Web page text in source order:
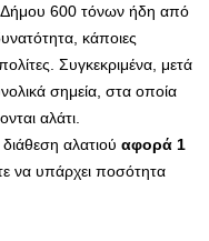
Δήμου 600 τόνων ήδη από
κάποιες
Συγκεκριμένα, μετά
σημεία, στα οποία
αλάτι.
αλατιού αφορά 1
να υπάρχει ποσότητα